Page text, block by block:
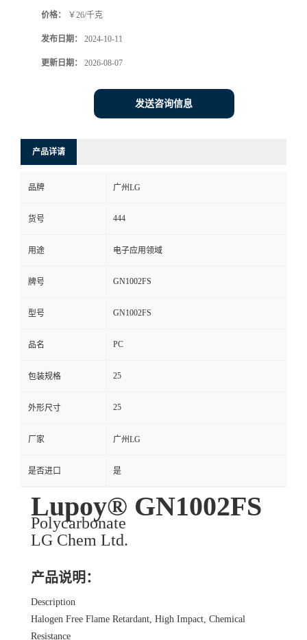
价格： ￥26/千克
发布日期： 2024-10-11
更新日期： 2026-08-07
发送咨询信息
产品详请
品牌 广州LG
货号 444
用途 电子应用领域
牌号 GN1002FS
型号 GN1002FS
品名 PC
包装规格 25
外形尺寸 25
厂家 广州LG
是否进口 是
Lupoy® GN1002FS
Polycarbonate
LG Chem Ltd.
产品说明：
Description
Halogen Free Flame Retardant, High Impact, Chemical
Resistance